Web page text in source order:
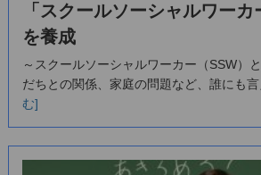
「スクールソーシャルワーカ
を養成
～スクールソーシャルワーカー（SSW
だちとの関係、家庭の問題など、誰にも
む]